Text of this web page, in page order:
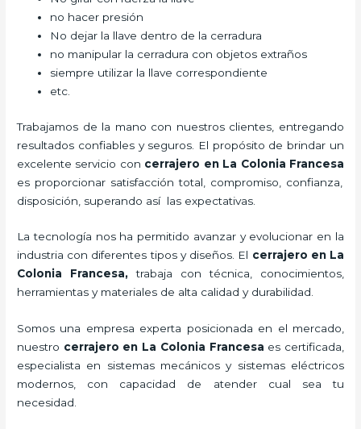
no hacer presión
No dejar la llave dentro de la cerradura
no manipular la cerradura con objetos extraños
siempre utilizar la llave correspondiente
etc.
Trabajamos de la mano con nuestros clientes, entregando
resultados confiables y seguros. El propósito de brindar un
excelente servicio con cerrajero en La Colonia Francesa
es proporcionar satisfacción total, compromiso, confianza,
disposición, superando así las expectativas.
La tecnología nos ha permitido avanzar y evolucionar en la
industria con diferentes tipos y diseños. El cerrajero en La
Colonia Francesa,trabaja con técnica, conocimientos,
herramientas y materiales de alta calidad y durabilidad.
Somos una empresa experta posicionada en el mercado,
nuestro cerrajero en La Colonia Francesa es certificada,
especialista en sistemas mecánicos y sistemas eléctricos
modernos, con capacidad de atender cual sea tu
necesidad.